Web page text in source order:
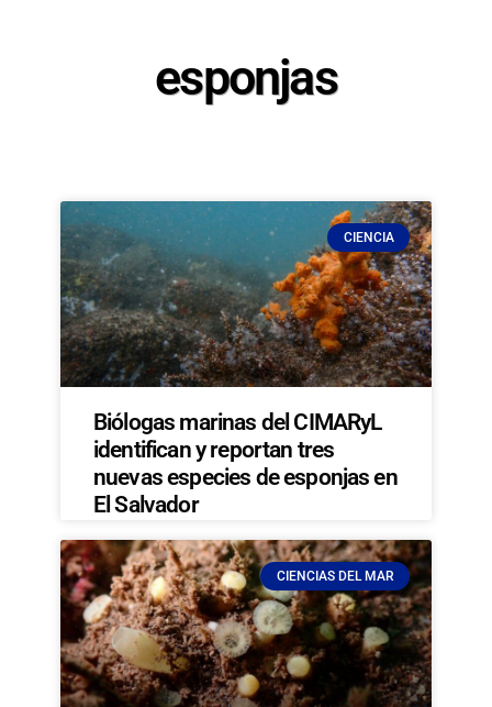
esponjas
CIENCIA
Biólogas marinas del CIMARyL
identifican y reportan tres
nuevas especies de esponjas en
El Salvador
CIENCIAS DEL MAR